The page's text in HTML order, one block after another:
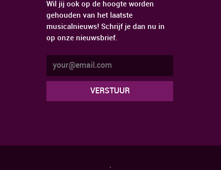
Wil jij ook op de hoogte worden
gehouden van het laatste
musicalnieuws! Schrijf je dan nu in
op onze nieuwsbrief.
.